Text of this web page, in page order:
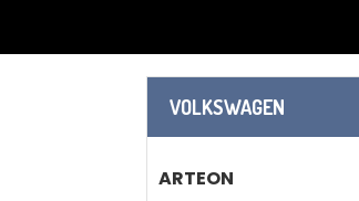
VOLKSWAGEN
ARTEON